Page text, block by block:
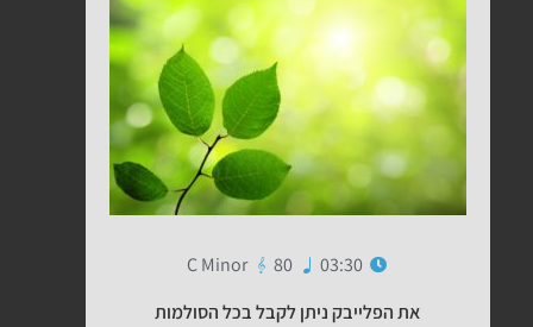
03:30
80
C Minor
את הפלייבק ניתן לקבל בכל הסולמות